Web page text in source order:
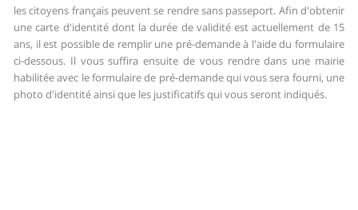
les citoyens français peuvent se rendre sans passeport. Afin d'obtenir
une carte d'identité dont la durée de validité est actuellement de 15
ans, il est possible de remplir une pré-demande à l'aide du formulaire
ci-dessous. Il vous suffira ensuite de vous rendre dans une mairie
habilitée avec le formulaire de pré-demande qui vous sera fourni, une
photo d'identité ainsi que les justificatifs qui vous seront indiqués.